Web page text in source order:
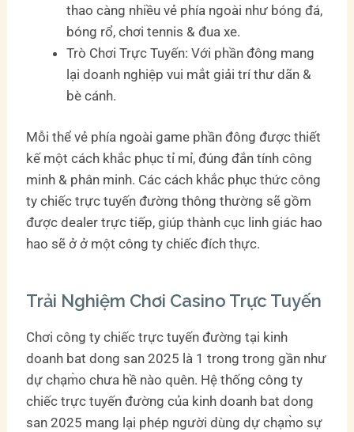
thao càng nhiều vẻ phía ngoài như bóng đá,
bóng rổ, chơi tennis & đua xe.
Trò Chơi Trực Tuyến: Với phần đông mang
lại doanh nghiệp vui mắt giải trí thư dãn &
bè cánh.
Mỗi thể vẻ phía ngoài game phần đông được thiết
kế một cách khắc phục tỉ mỉ, đúng đắn tính công
minh & phân minh. Các cách khắc phục thức công
ty chiếc trực tuyến đường thông thường sẽ gồm
được dealer trực tiếp, giúp thành cục linh giác hao
hao sẽ ở ở một công ty chiếc đích thực.
Trải Nghiệm Chơi Casino Trực Tuyến
Chơi công ty chiếc trực tuyến đường tại kinh
doanh bat dong san 2025 là 1 trong trong gần như
dự chạm̀o chưa hề nào quên. Hệ thống công ty
chiếc trực tuyến đường của kinh doanh bat dong
san 2025 mang lại phép người dùng dự chạm̀o sự